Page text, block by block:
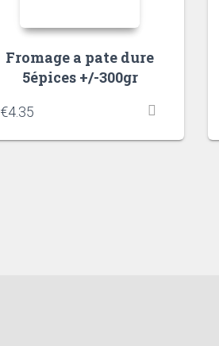
Fromage a pate dure
5épices +/-300gr
€4.35